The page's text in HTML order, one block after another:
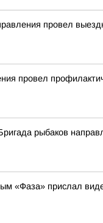
провел
провел
рыбаков
«Фаза» прислал